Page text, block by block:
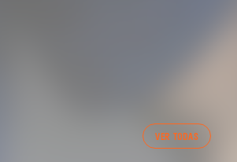
VER TODAS